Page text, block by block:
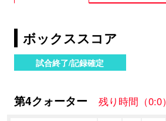
ボックススコア
試合終了/記録確定
第4クォーター 残り時間（0:0）